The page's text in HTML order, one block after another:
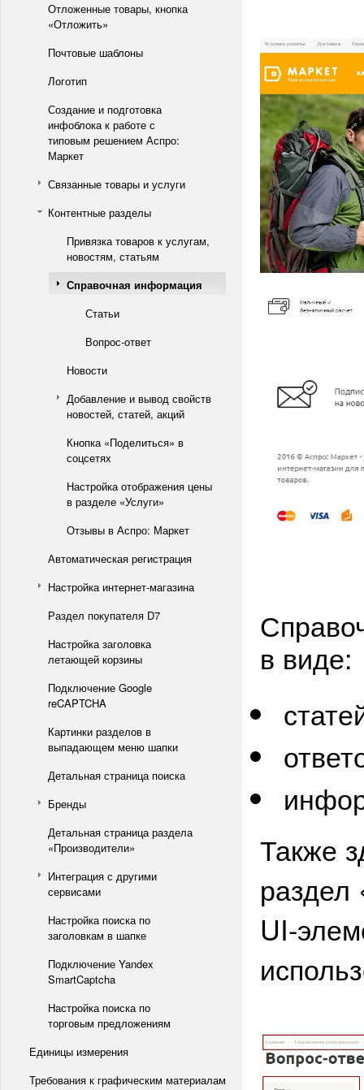
Отложенные товары, кнопка
«Отложить»
Почтовые шаблоны
Логотип
Создание и подготовка
инфоблока к работе с
типовым решением Аспро:
Маркет
Связанные товары и услуги
Контентные разделы
Привязка товаров к услугам,
новостям, статьям
Справочная информация
Статьи
Вопрос-ответ
Новости
Добавление и вывод свойств
новостей, статей, акций
Кнопка «Поделиться» в
соцсетях
Настройка отображения цены
в разделе «Услуги»
Отзывы в Аспро: Маркет
Автоматическая регистрация
Настройка интернет-магазина
Раздел покупателя D7
Настройка заголовка
летающей корзины
Подключение Google
reCAPTCHA
Картинки разделов в
выпадающем меню шапки
Детальная страница поиска
Бренды
Детальная страница раздела
«Производители»
Интеграция с другими
сервисами
Настройка поиска по
заголовкам в шапке
Подключение Yandex
SmartCaptcha
Настройка поиска по
торговым предложениям
Единицы измерения
Требования к графическим материалам
в виде:
Также
UI-